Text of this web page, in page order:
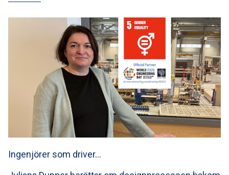
Ingenjörer som driver…